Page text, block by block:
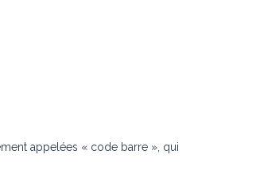
appelées « code barre », qui